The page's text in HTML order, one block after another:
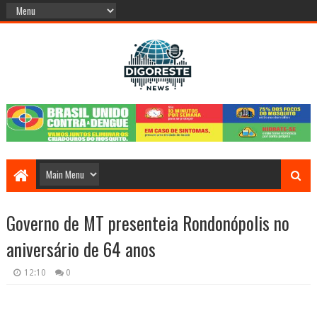
Governo de MT presenteia Rondonópolis no
aniversário de 64 anos
12:10 0